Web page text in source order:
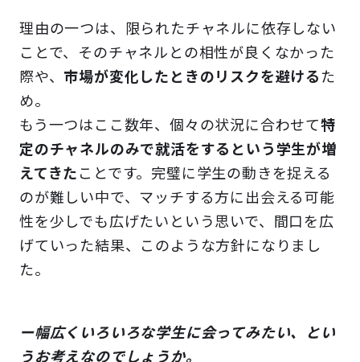
理由の一つは、限られたチャネルに依存しない
ことで、そのチャネルとの相性が良くなかった
際や、 市場が変化したときのリスクを避ける た
め。
もう一つはここ数年、個々の状況に合わせて特
定のチャネルのみで就活をするという学生が増
えてきた ことです。完璧に学生の動きを捉える
のが難しい中で、マッチする方に出会える可能
性を少しでも広げたいという思いで、間口を広
げていった結果、このような方針になりまし
た。
ー幅広くいろいろな学生に会ってみたい、とい
うお考えなのでしょうか。